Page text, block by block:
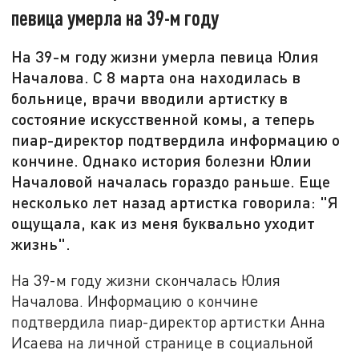
певица умерла на 39-м году
На 39-м году жизни умерла певица Юлия
Началова. С 8 марта она находилась в
больнице, врачи вводили артистку в
состояние искусственной комы, а теперь
пиар-директор подтвердила информацию о
кончине. Однако история болезни Юлии
Началовой началась гораздо раньше. Еще
несколько лет назад артистка говорила: "Я
ощущала, как из меня буквально уходит
жизнь".
На 39-м году жизни скончалась Юлия
Началова. Информацию о кончине
подтвердила пиар-директор артистки Анна
Исаева на личной странице в социальной